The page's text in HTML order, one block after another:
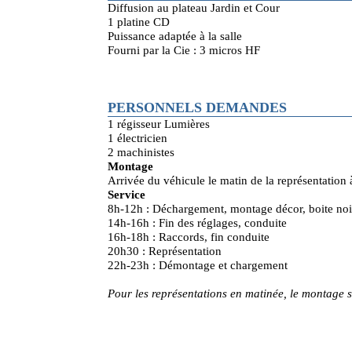
Diffusion au plateau Jardin et Cour
1 platine CD
Puissance adaptée à la salle
Fourni par la Cie : 3 micros HF
PERSONNELS DEMANDES
1 régisseur Lumières
1 électricien
2 machinistes
Montage
Arrivée du véhicule le matin de la représentation
Service
8h-12h : Déchargement, montage décor, boite
14h-16h : Fin des réglages, conduite
16h-18h : Raccords, fin conduite
20h30 : Représentation
22h-23h : Démontage et chargement
Pour les représentations en matinée, le montage